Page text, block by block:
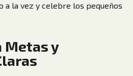
a la vez y celebre los pequeños
Metas y